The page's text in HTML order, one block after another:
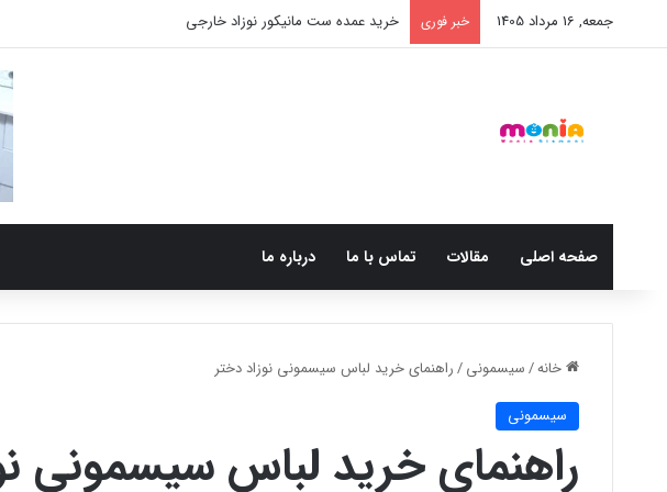
جمعه, 16 مرداد 1405 خبر فوری خرید شامپو سر و بدن 500 میل کودک موستلا
صفحه اصلی مقالات تماس با ما درباره ما
خانه/ سیسمونی/ راهنمای خرید لباس سیسمونی نوزاد دختر
سیسمونی
راهنمای خرید لباس سیسمونی